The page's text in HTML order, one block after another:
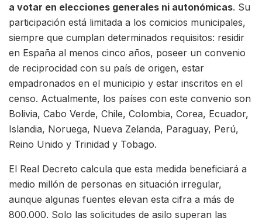
a votar en elecciones generales ni autonómicas. Su
participación está limitada a los comicios municipales,
siempre que cumplan determinados requisitos: residir
en España al menos cinco años, poseer un convenio
de reciprocidad con su país de origen, estar
empadronados en el municipio y estar inscritos en el
censo. Actualmente, los países con este convenio son
Bolivia, Cabo Verde, Chile, Colombia, Corea, Ecuador,
Islandia, Noruega, Nueva Zelanda, Paraguay, Perú,
Reino Unido y Trinidad y Tobago.
El Real Decreto calcula que esta medida beneficiará a
medio millón de personas en situación irregular,
aunque algunas fuentes elevan esta cifra a más de
800.000. Solo las solicitudes de asilo superan las